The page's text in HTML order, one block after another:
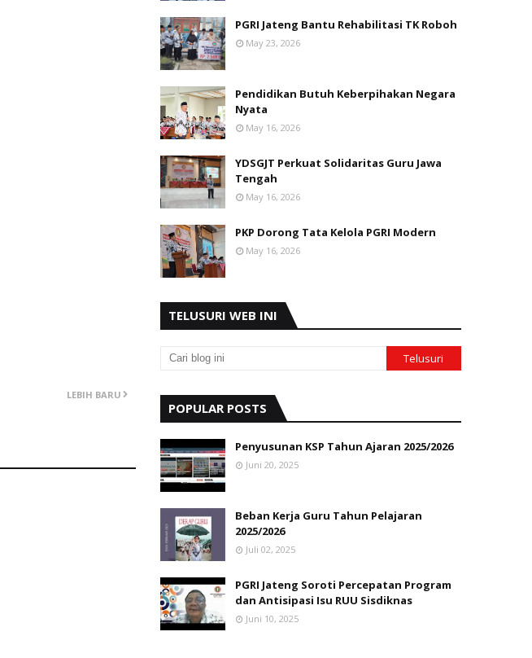
LEBIH BARU
PGRI Jateng Bantu Rehabilitasi TK Roboh
May 23, 2026
Pendidikan Butuh Keberpihakan Negara
Nyata
May 16, 2026
YDSGJT Perkuat Solidaritas Guru Jawa
Tengah
May 16, 2026
PKP Dorong Tata Kelola PGRI Modern
May 16, 2026
TELUSURI WEB INI
POPULAR POSTS
Penyusunan KSP Tahun Ajaran 2025/2026
Juni 20, 2025
Beban Kerja Guru Tahun Pelajaran
2025/2026
Juli 02, 2025
PGRI Jateng Soroti Percepatan Program
dan Antisipasi Isu RUU Sisdiknas
Juni 10, 2025